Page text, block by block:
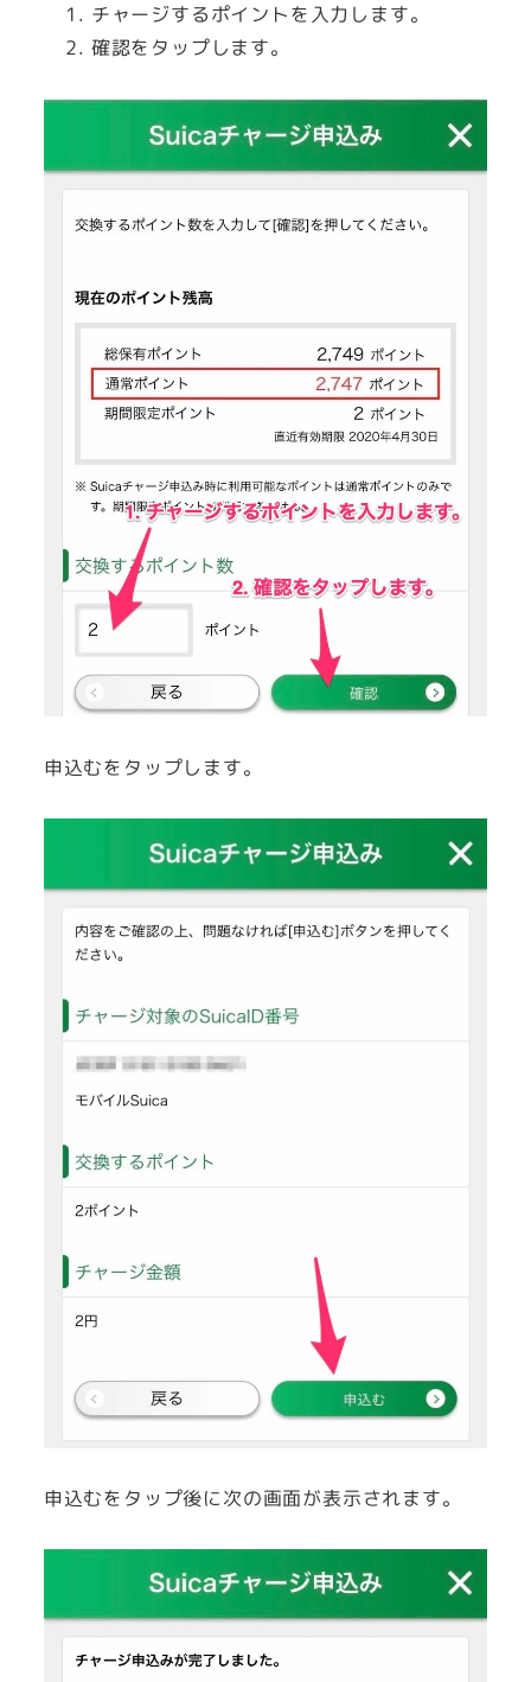
チャージするポイントを入力します。
確認をタップします。
申込むをタップします。
申込むをタップ後に次の画面が表示されます。